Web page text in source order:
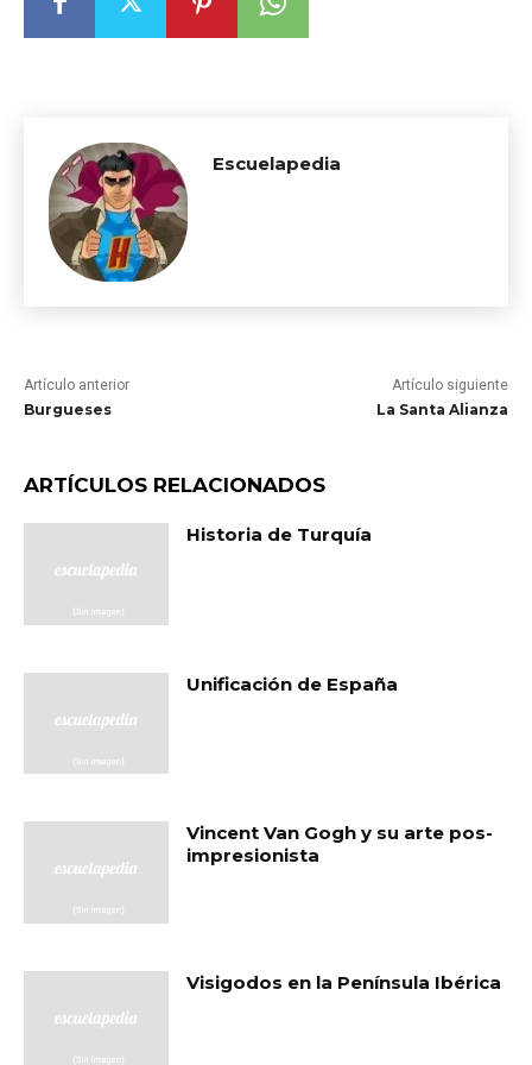
Escuelapedia
Artículo anterior
Burgueses
Artículo siguiente
La Santa Alianza
ARTÍCULOS RELACIONADOS
Historia de Turquía
Unificación de España
Vincent Van Gogh y su arte pos-
impresionista
Visigodos en la Península Ibérica